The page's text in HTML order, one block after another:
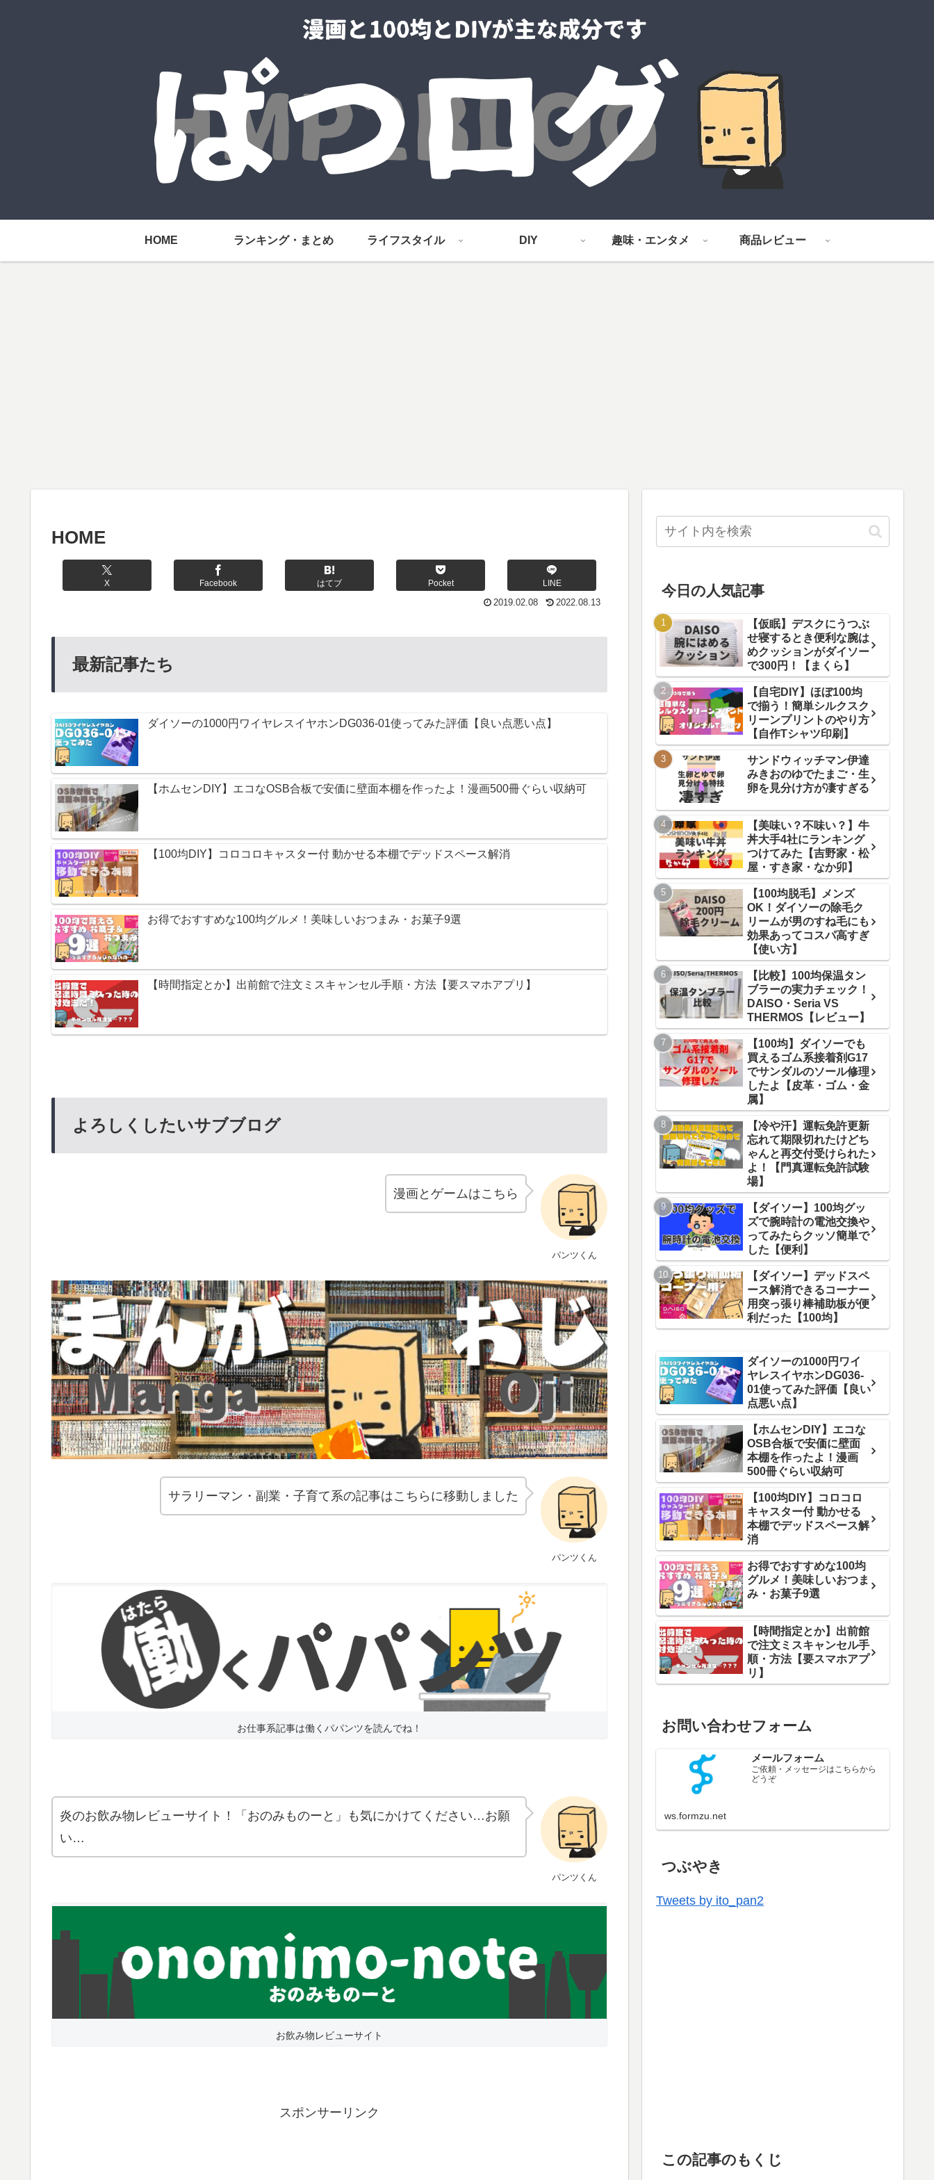
HOME ランキング・まとめ ライフスタイル DIY 趣味・エンタメ 商品レビュー
HOME
X Facebook はてブ Pocket LINE
2019.02.08 2022.08.13
最新記事たち
ダイソーの1000円ワイヤレスイヤホンDG036-01使ってみた評価【良い点悪い点】
【ホムセンDIY】エコなOSB合板で安価に壁面本棚を作ったよ！漫画500冊ぐらい収納可
【100均DIY】コロコロキャスター付 動かせる本棚でデッドスペース解消
お得でおすすめな100均グルメ！美味しいおつまみ・お菓子9選
【時間指定とか】出前館で注文ミスキャンセル手順・方法【要スマホアプリ】
よろしくしたいサブブログ
パンツくん
漫画とゲームはこちら
パンツくん
サラリーマン・副業・子育て系の記事はこちらに移動しました
お仕事系記事は働くパパンツを読んでね！
パンツくん
炎のお飲み物レビューサイト！「おのみものーと」も気にかけてください…お願
い…
お飲み物レビューサイト
スポンサーリンク
今日の人気記事
【仮眠】デスクにうつぶ
せ寝するとき便利な腕は
めクッションがダイソー
で300円！【まくら】
【自宅DIY】ほぼ100均
で揃う！簡単シルクスク
リーンプリントのやり方
【自作Tシャツ印刷】
サンドウィッチマン伊達
みきおのゆでたまご・生
卵を見分け方が凄すぎる
【美味い？不味い？】牛
丼大手4社にランキング
つけてみた【吉野家・松
屋・すき家・なか卯】
【100均脱毛】メンズ
OK！ダイソーの除毛ク
リームが男のすね毛にも
効果あってコスパ高すぎ
【使い方】
【比較】100均保温タン
ブラーの実力チェック！
DAISO・Seria VS
THERMOS【レビュー】
【100均】ダイソーでも
買えるゴム系接着剤G17
でサンダルのソール修理
したよ【皮革・ゴム・金
属】
【冷や汗】運転免許更新
忘れて期限切れたけどち
ゃんと再交付受けられた
よ！【門真運転免許試験
場】
【ダイソー】100均グッ
ズで腕時計の電池交換や
ってみたらクッソ簡単で
した【便利】
【ダイソー】デッドスペ
ース解消できるコーナー
用突っ張り棒補助板が便
利だった【100均】
ダイソーの1000円ワイ
ヤレスイヤホンDG036-
01使ってみた評価【良い
点悪い点】
【ホムセンDIY】エコな
OSB合板で安価に壁面
本棚を作ったよ！漫画
500冊ぐらい収納可
【100均DIY】コロコロ
キャスター付 動かせる
本棚でデッドスペース解
消
お得でおすすめな100均
グルメ！美味しいおつま
み・お菓子9選
【時間指定とか】出前館
で注文ミスキャンセル手
順・方法【要スマホアプ
リ】
お問い合わせフォーム
メールフォーム
ご依頼・メッセージはこちらから
どうぞ
ws.formzu.net
つぶやき
Tweets by ito_pan2
この記事のもくじ